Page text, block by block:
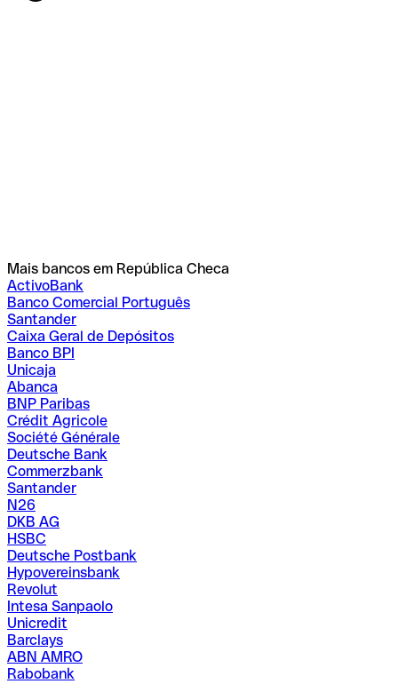
Mais bancos em República Checa
ActivoBank
Banco Comercial Português
Santander
Caixa Geral de Depósitos
Banco BPI
Unicaja
Abanca
BNP Paribas
Crédit Agricole
Société Générale
Deutsche Bank
Commerzbank
Santander
N26
DKB AG
HSBC
Deutsche Postbank
Hypovereinsbank
Revolut
Intesa Sanpaolo
Unicredit
Barclays
ABN AMRO
Rabobank